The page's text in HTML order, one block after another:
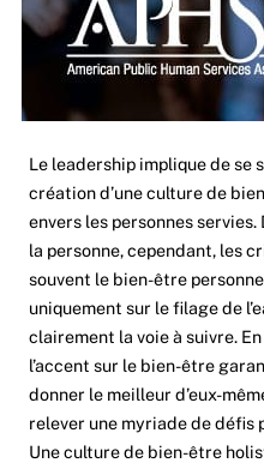
Le leadership implique de se
création d’une culture de
envers les personnes
la personne, cependant, les
souvent le bien-être
uniquement sur le filage de
clairement la voie à suivre.
l’accent sur le bien-être
donner le meilleur d’eux-
relever une myriade de défis
Une culture de bien-être